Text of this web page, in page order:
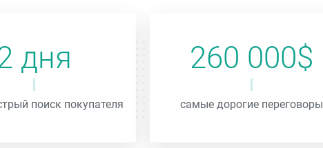
дня
поиск покупателя
260 000$
самые дорогие переговоры